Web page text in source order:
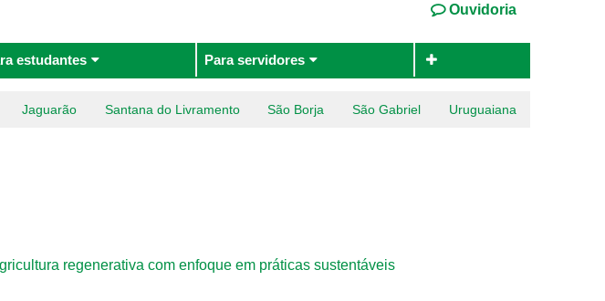
Ouvidoria
estudantes Para servidores
Jaguarão Santana do Livramento São Borja São Gabriel Uruguaiana
regenerativa com enfoque em práticas sustentáveis